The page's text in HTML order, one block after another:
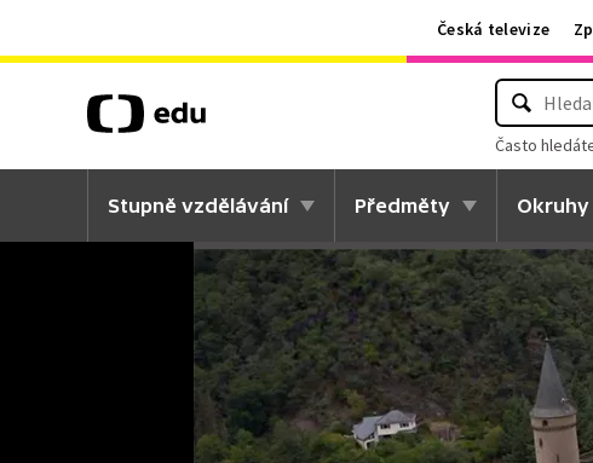
Česká televize
Často
Stupně vzdělávání Předměty Okruhy